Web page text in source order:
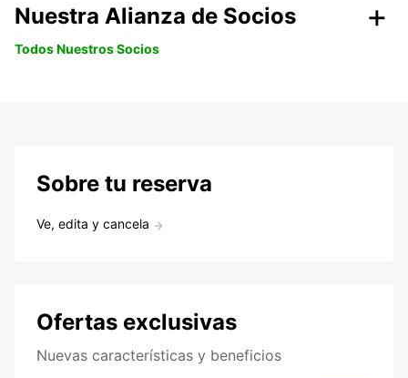
Nuestra Alianza de Socios
Todos Nuestros Socios
Sobre tu reserva
Ve, edita y cancela
Ofertas exclusivas
Nuevas características y beneficios